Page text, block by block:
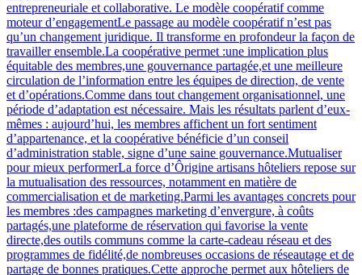
entrepreneuriale et collaborative. Le modèle coopératif comme
moteur d’engagementLe passage au modèle coopératif n’est pas
qu’un changement juridique. Il transforme en profondeur la façon de
travailler ensemble.La coopérative permet :une implication plus
équitable des membres,une gouvernance partagée,et une meilleure
circulation de l’information entre les équipes de direction, de vente
et d’opérations.Comme dans tout changement organisationnel, une
période d’adaptation est nécessaire. Mais les résultats parlent d’eux-
mêmes : aujourd’hui, les membres affichent un fort sentiment
d’appartenance, et la coopérative bénéficie d’un conseil
d’administration stable, signe d’une saine gouvernance.Mutualiser
pour mieux performerLa force d’Ôrigine artisans hôteliers repose sur
la mutualisation des ressources, notamment en matière de
commercialisation et de marketing.Parmi les avantages concrets pour
les membres :des campagnes marketing d’envergure, à coûts
partagés,une plateforme de réservation qui favorise la vente
directe,des outils communs comme la carte-cadeau réseau et des
programmes de fidélité,de nombreuses occasions de réseautage et de
partage de bonnes pratiques.Cette approche permet aux hôteliers de